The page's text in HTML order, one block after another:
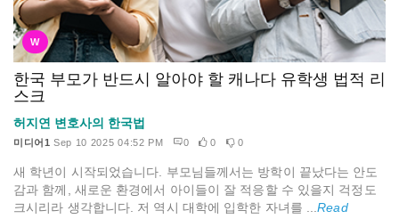
W
한국 부모가 반드시 알아야 할 캐나다 유학생 법적 리
스크
허지연 변호사의 한국법
미디어1 Sep 10 2025 04:52 PM 0 0 0
새 학년이 시작되었습니다. 부모님들께서는 방학이 끝났다는 안도
감과 함께, 새로운 환경에서 아이들이 잘 적응할 수 있을지 걱정도
크시리라 생각합니다. 저 역시 대학에 입학한 자녀를 ...Read